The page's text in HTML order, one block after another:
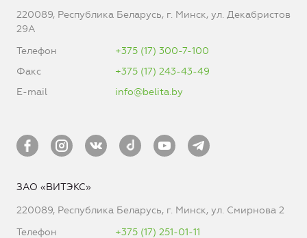
220089, Республика Беларусь, г. Минск, ул. Декабристов
29А
Телефон
+375 (17) 300-7-100
Факс
+375 (17) 243-43-49
E-mail
info@belita.by
ЗАО «ВИТЭКС»
220089, Республика Беларусь, г. Минск, ул. Смирнова 2
Телефон
+375 (17) 251-01-11